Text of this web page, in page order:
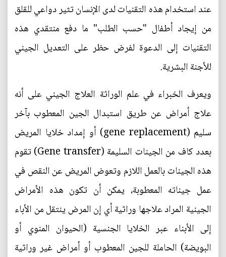
عند استخدام هذه التقنيات لدى الإنسان تثير دواعي للقلق
من إيجاد أطفال "حسب الطلب" ما دفع منتقدي هذه
التقنيات إلى الدعوة لفرض حظر على التعديل الجيني
للأجنة البشرية.
ويعرف الخبراء في علم الوراثة العلاج الجيني على أنه
علاج أمراض عن طريق استبدال الجين المعطوب بآخر
سليم (gene replacement) أو إمداد خلايا المريض
بعدد كاف من الجينات السليمة (Gene transfer) تقوم
هذه الجينات بالعمل اللازم وتعوض المريض عن النقص في
عمل جيناته المعطوبة، يمكن أن تكون هذه الأمراض
الجينية المراد علاجها وراثية أي إن المرض ينتقل من الأباء
إلى الأبناء عبر الخلايا الجنسية (الحيوان المنوي أو
البويضة) الحاملة للجين المعطوب أو أمراض غير وراثية